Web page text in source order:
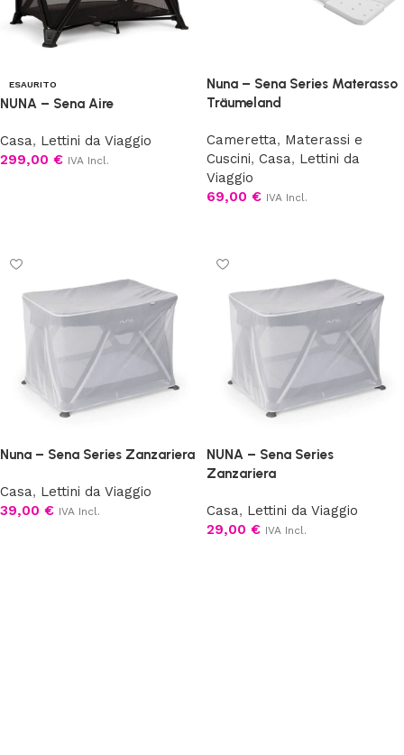
ESAURITO
NUNA – Sena Aire
Casa, Lettini da Viaggio
299,00 € IVA Incl.
Nuna – Sena Series Materasso
Träumeland
Cameretta, Materassi e
Cuscini, Casa, Lettini da
Viaggio
69,00 € IVA Incl.
Nuna – Sena Series Zanzariera
Casa, Lettini da Viaggio
39,00 € IVA Incl.
NUNA – Sena Series
Zanzariera
Casa, Lettini da Viaggio
29,00 € IVA Incl.